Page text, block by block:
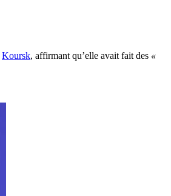
Koursk, affirmant qu’elle avait fait des «